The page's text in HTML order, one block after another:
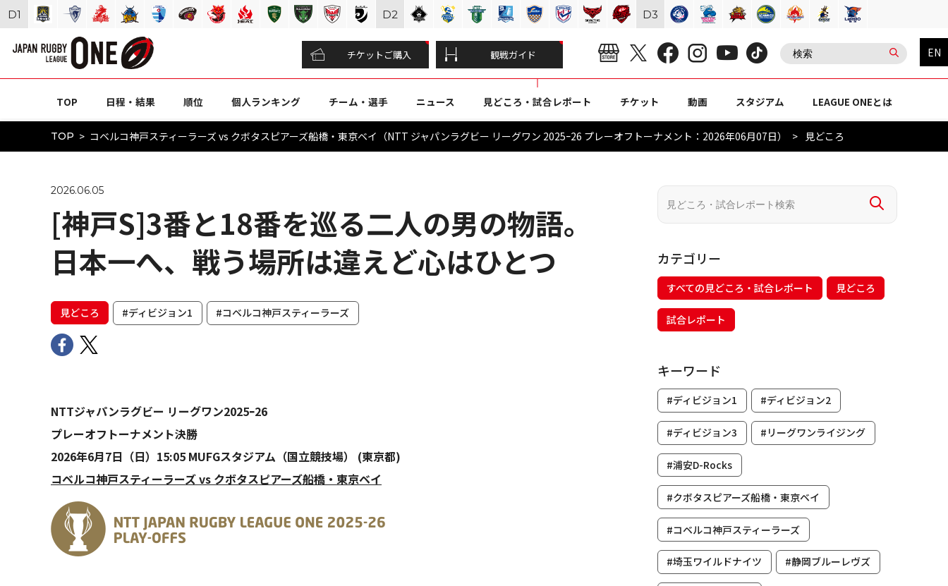
チケットご購入 観戦ガイド EN
TOP 日程・結果 順位 個人ランキング チーム・選手 ニュース 見どころ・試合レポート チケット 動画 スタジアム LEAGUE ONEとは
TOP コベルコ神戸スティーラーズ vs クボタスピアーズ船橋・東京ベイ（NTT ジャパンラグビー リーグワン 2025ｰ26 プレーオフトーナメント：2026年06月07日） 見どころ
2026.06.05
[神戸S]3番と18番を巡る二人の男の物語。
日本一へ、戦う場所は違えど心はひとつ
見どころ #ディビジョン1 #コベルコ神戸スティーラーズ
NTTジャパンラグビー リーグワン2025ｰ26
プレーオフトーナメント決勝
2026年6月7日（日）15:05 MUFGスタジアム（国立競技場） (東京都)
コベルコ神戸スティーラーズ vs クボタスピアーズ船橋・東京ベイ
カテゴリー
すべての見どころ・試合レポート 見どころ
試合レポート
キーワード
#ディビジョン1 #ディビジョン2
#ディビジョン3 #リーグワンライジング
#浦安D-Rocks
#クボタスピアーズ船橋・東京ベイ
#コベルコ神戸スティーラーズ
#埼玉ワイルドナイツ #静岡ブルーレヴズ
D1 D2 D3